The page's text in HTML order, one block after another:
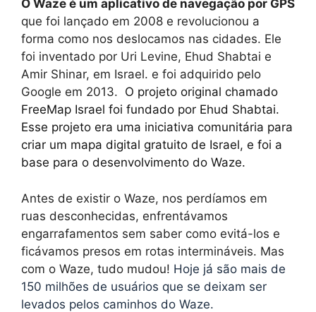
O Waze é um aplicativo de navegação por GPS
que foi lançado em 2008 e revolucionou a
forma como nos deslocamos nas cidades. Ele
foi inventado por Uri Levine, Ehud Shabtai e
Amir Shinar, em Israel. e foi adquirido pelo
Google em 2013. O projeto original chamado
FreeMap Israel foi fundado por Ehud Shabtai.
Esse projeto era uma iniciativa comunitária para
criar um mapa digital gratuito de Israel, e foi a
base para o desenvolvimento do Waze.
Antes de existir o Waze, nos perdíamos em
ruas desconhecidas, enfrentávamos
engarrafamentos sem saber como evitá-los e
ficávamos presos em rotas intermináveis. Mas
com o Waze, tudo mudou! Hoje já são mais de
150 milhões de usuários que se deixam ser
levados pelos caminhos do Waze.